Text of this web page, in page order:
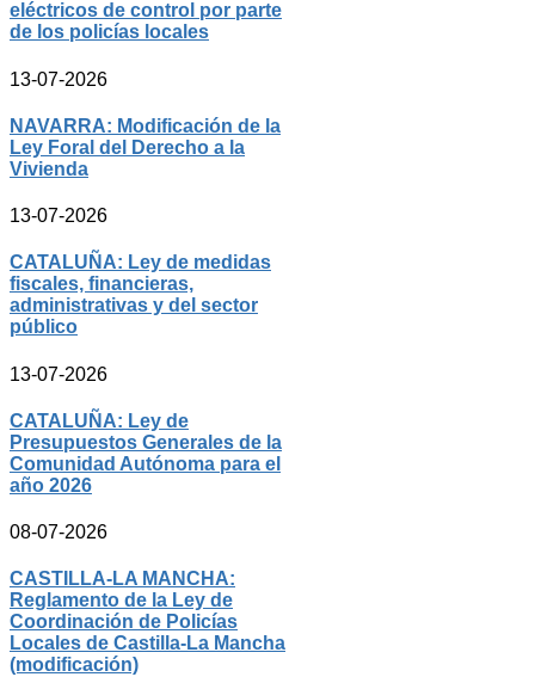
eléctricos de control por parte
de los policías locales
13-07-2026
NAVARRA: Modificación de la
Ley Foral del Derecho a la
Vivienda
13-07-2026
CATALUÑA: Ley de medidas
fiscales, financieras,
administrativas y del sector
público
13-07-2026
CATALUÑA: Ley de
Presupuestos Generales de la
Comunidad Autónoma para el
año 2026
08-07-2026
CASTILLA-LA MANCHA:
Reglamento de la Ley de
Coordinación de Policías
Locales de Castilla-La Mancha
(modificación)